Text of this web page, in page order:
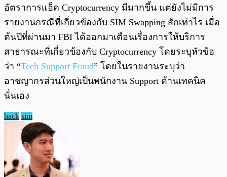
อัตราการแฮ็ค Cryptocurrency มีมากขึ้น แต่ยังไม่มีการ
รายงานกรณีที่เกี่ยวข้องกับ SIM Swapping สักเท่าไร เมื่อ
ต้นปีที่ผ่านมา FBI ได้ออกมาเตือนเรื่องการให้บริการ
สาธารณะที่เกี่ยวข้องกับ Cryptocurrency โดยระบุหัวข้อ
ว่า “Tech Support Fraud” โดยในรายงานระบุว่า
อาชญากรส่วนใหญ่เป็นพนักงาน Support ด้านเทคนิค
นั่นเอง
hack sim